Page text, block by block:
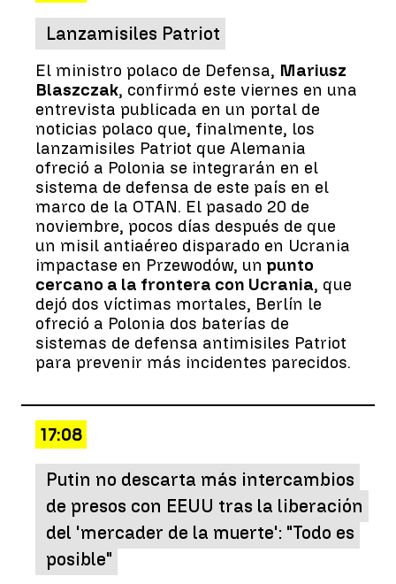
Lanzamisiles Patriot
El ministro polaco de Defensa, Mariusz
Blaszczak, confirmó este viernes en una
entrevista publicada en un portal de
noticias polaco que, finalmente, los
lanzamisiles Patriot que Alemania
ofreció a Polonia se integrarán en el
sistema de defensa de este país en el
marco de la OTAN. El pasado 20 de
noviembre, pocos días después de que
un misil antiaéreo disparado en Ucrania
impactase en Przewodów, un punto
cercano a la frontera con Ucrania, que
dejó dos víctimas mortales, Berlín le
ofreció a Polonia dos baterías de
sistemas de defensa antimisiles Patriot
para prevenir más incidentes parecidos.
17:08
Putin no descarta más intercambios
de presos con EEUU tras la liberación
del 'mercader de la muerte': "Todo es
posible"